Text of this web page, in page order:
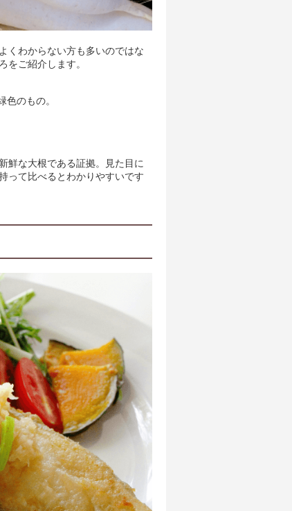
くわからない方も多いのではな
をご紹介します。
のもの。
鮮な大根である証拠。見た目に
って比べるとわかりやすいです